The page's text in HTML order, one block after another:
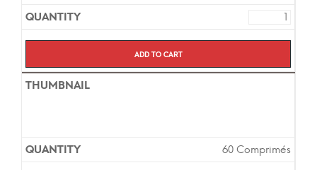
Add to cart
60 Comprimés